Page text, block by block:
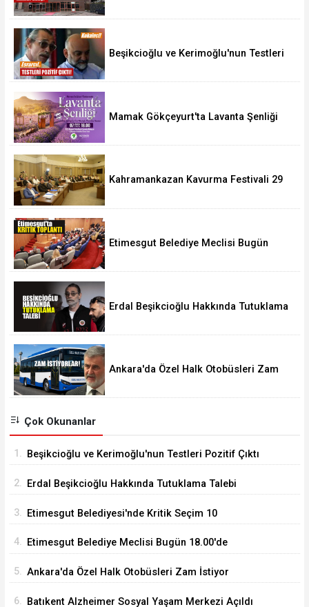
Beşikcioğlu ve Kerimoğlu'nun Testleri
Mamak Gökçeyurt'ta Lavanta Şenliği
Kahramankazan Kavurma Festivali 29
Etimesgut Belediye Meclisi Bugün
Erdal Beşikcioğlu Hakkında Tutuklama
Ankara'da Özel Halk Otobüsleri Zam
Çok Okunanlar
1. Beşikcioğlu ve Kerimoğlu'nun Testleri Pozitif Çıktı
2. Erdal Beşikcioğlu Hakkında Tutuklama Talebi
3. Etimesgut Belediyesi'nde Kritik Seçim 10
4. Etimesgut Belediye Meclisi Bugün 18.00'de
5. Ankara'da Özel Halk Otobüsleri Zam İstiyor
6. Batıkent Alzheimer Sosyal Yaşam Merkezi Açıldı